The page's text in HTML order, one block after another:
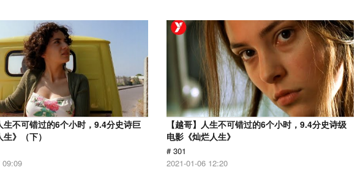
生不可错过的6个小时，9.4分史诗巨
》（下）
09:09
【越哥】人生不可错过的6个小时，9.4分史诗级
电影《灿烂人生》
# 301
2021-01-06 12:20